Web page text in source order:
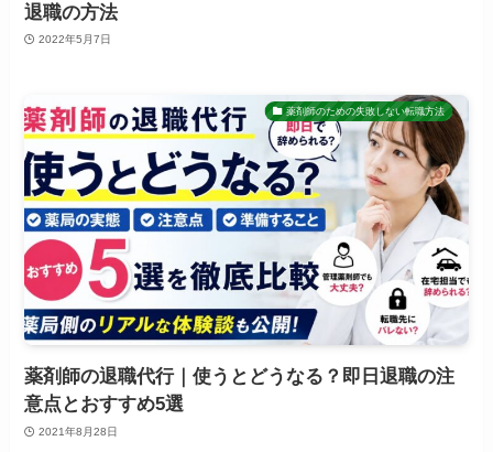
退職の方法
2022年5月7日
薬剤師のための失敗しない転職方法
薬剤師の退職代行｜使うとどうなる？即日退職の注
意点とおすすめ5選
2021年8月28日